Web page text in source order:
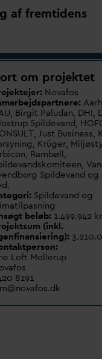
af fremtidens
om projektet
Novafos
Birgit Paludan, DHI,
Spildevand,
Just Business,
Krüger,
Rambøll,
vandskomiteen, V
Spildevand og
Spildevand og
beløb:1.499.942
(inkl.
Loft Mollerup
vafos
8191
vafos.dk